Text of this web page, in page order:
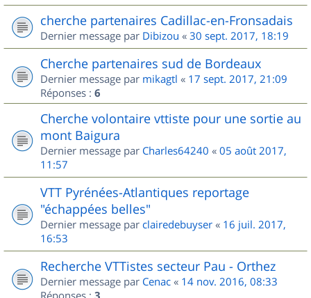
cherche partenaires Cadillac-en-Fronsadais
Dernier message par Dibizou « 30 sept. 2017, 18:19
Cherche partenaires sud de Bordeaux
Dernier message par mikagtl « 17 sept. 2017, 21:09
Réponses : 6
Cherche volontaire vttiste pour une sortie au
mont Baigura
Dernier message par Charles64240 « 05 août 2017,
11:57
VTT Pyrénées-Atlantiques reportage
"échappées belles"
Dernier message par clairedebuyser « 16 juil. 2017,
16:53
Recherche VTTistes secteur Pau - Orthez
Dernier message par Cenac « 14 nov. 2016, 08:33
Réponses :